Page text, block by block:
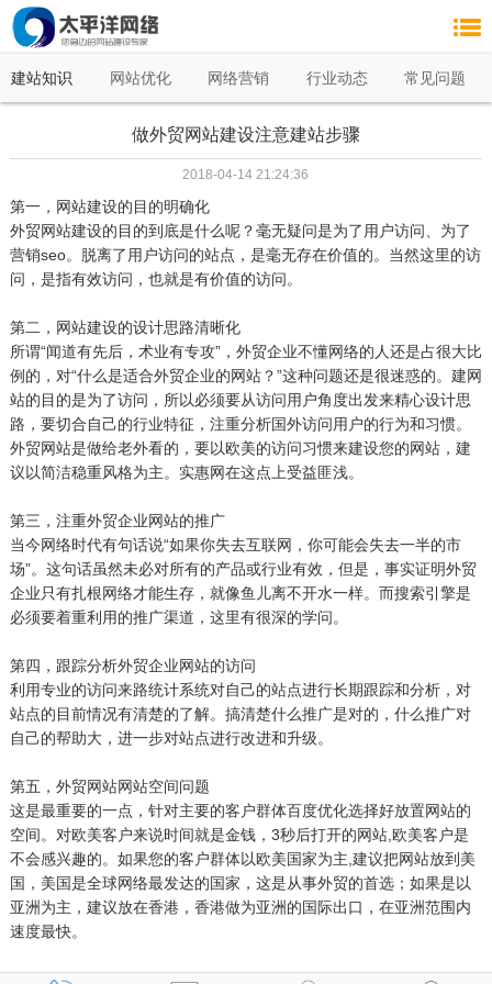
建站知识 网站优化 网络营销 行业动态 常见问题
做外贸网站建设注意建站步骤
2018-04-14 21:24:36
第一，网站建设的目的明确化
外贸网站建设的目的到底是什么呢？毫无疑问是为了用户访问、为了
营销seo。脱离了用户访问的站点，是毫无存在价值的。当然这里的访
问，是指有效访问，也就是有价值的访问。
第二，网站建设的设计思路清晰化
所谓“闻道有先后，术业有专攻”，外贸企业不懂网络的人还是占很大比
例的，对“什么是适合外贸企业的网站？”这种问题还是很迷惑的。建网
站的目的是为了访问，所以必须要从访问用户角度出发来精心设计思
路，要切合自己的行业特征，注重分析国外访问用户的行为和习惯。
外贸网站是做给老外看的，要以欧美的访问习惯来建设您的网站，建
议以简洁稳重风格为主。实惠网在这点上受益匪浅。
第三，注重外贸企业网站的推广
当今网络时代有句话说“如果你失去互联网，你可能会失去一半的市
场”。这句话虽然未必对所有的产品或行业有效，但是，事实证明外贸
企业只有扎根网络才能生存，就像鱼儿离不开水一样。而搜索引擎是
必须要着重利用的推广渠道，这里有很深的学问。
第四，跟踪分析外贸企业网站的访问
利用专业的访问来路统计系统对自己的站点进行长期跟踪和分析，对
站点的目前情况有清楚的了解。搞清楚什么推广是对的，什么推广对
自己的帮助大，进一步对站点进行改进和升级。
第五，外贸网站网站空间问题
这是最重要的一点，针对主要的客户群体百度优化选择好放置网站的
空间。对欧美客户来说时间就是金钱，3秒后打开的网站,欧美客户是
不会感兴趣的。如果您的客户群体以欧美国家为主,建议把网站放到美
国，美国是全球网络最发达的国家，这是从事外贸的首选；如果是以
亚洲为主，建议放在香港，香港做为亚洲的国际出口，在亚洲范围内
速度最快。